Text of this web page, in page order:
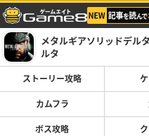
メタルギアソリッドデル
ルタ
ストーリー攻略
カムフラ
ボス攻略